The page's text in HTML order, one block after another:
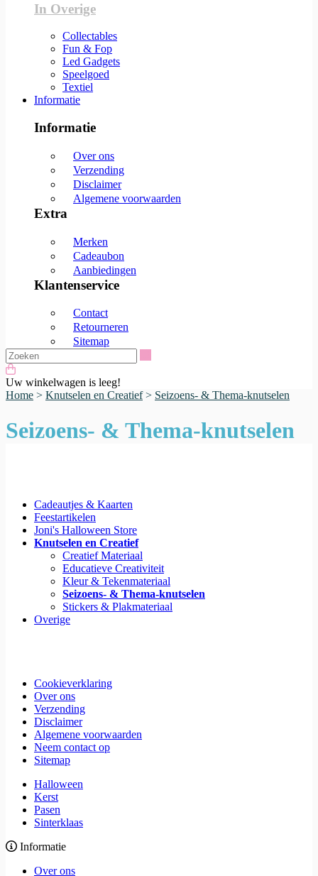
In Overige
Collectables
Fun & Fop
Led Gadgets
Speelgoed
Textiel
Informatie
Informatie
Over ons
Verzending
Disclaimer
Algemene voorwaarden
Extra
Merken
Cadeaubon
Aanbiedingen
Klantenservice
Contact
Retourneren
Sitemap
Uw winkelwagen is leeg!
Home > Knutselen en Creatief> Seizoens- & Thema-knutselen
Seizoens- & Thema-knutselen
Cadeautjes & Kaarten
Feestartikelen
Joni's Halloween Store
Knutselen en Creatief
Creatief Materiaal
Educatieve Creativiteit
Kleur & Tekenmateriaal
Seizoens- & Thema-knutselen
Stickers & Plakmateriaal
Overige
Cookieverklaring
Over ons
Verzending
Disclaimer
Algemene voorwaarden
Neem contact op
Sitemap
Halloween
Kerst
Pasen
Sinterklaas
Informatie
Over ons